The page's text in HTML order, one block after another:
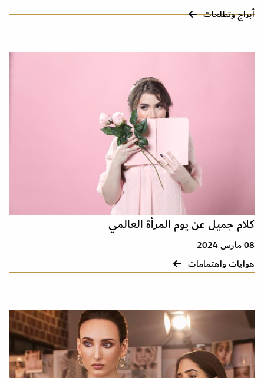
أبراج وتطلعات
كلام جميل عن يوم المرأة العالمي
08 مارس 2024
هوايات واهتمامات